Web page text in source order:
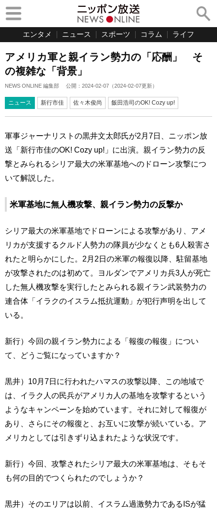
エンタメ ニュース スポーツ コラム ライフ
アメリカ軍と親イラン勢力の「応酬」 そ
の複雑な「背景」
NEWS ONLINE 編集部 公開： 2024-02-07 （2024-02-07更新）
ニュース 新行市佳 佐々木俊尚 飯田浩司のOK! Cozy up!
軍事ジャーナリストの黒井文太郎氏が2月7日、ニッポン放
送「新行市佳のOK! Cozy up!」に出演。親イラン勢力の反
撃とみられるシリア最大の米軍基地へのドローン攻撃につ
いて解説した。
米軍基地に無人機攻撃、親イラン勢力の反撃か
シリア最大の米軍基地でドローンによる攻撃があり、アメ
リカが支援するクルド人勢力の隊員が少なくとも6人殺害さ
れたと明らかにした。2月2日の米軍の報復以降、駐留基地
が攻撃されたのは初めて。ヨルダンでアメリカ兵3人が死亡
した無人機攻撃を実行したとみられる親イラン武装勢力の
連合体「イラクのイスラム抵抗運動」が犯行声明を出して
いる。
新行）今回の親イラン勢力による「報復の報復」につい
て、どうご覧になっていますか？
黒井）10月7日に行われたハマスの攻撃以降、この地域で
は、イラク人の民兵がアメリカ人の基地を攻撃するという
ようなキャンペーンを始めています。それに対して報復が
あり、さらにその報復と、お互いに攻撃が続いている。ア
メリカとしては引きずり込まれたような状況です。
新行）今回、攻撃されたシリア最大の米軍基地は、そもそ
も何の目的でつくられたのでしょうか？
黒井）そのエリアは以前、イスラム過激勢力であるISが猛